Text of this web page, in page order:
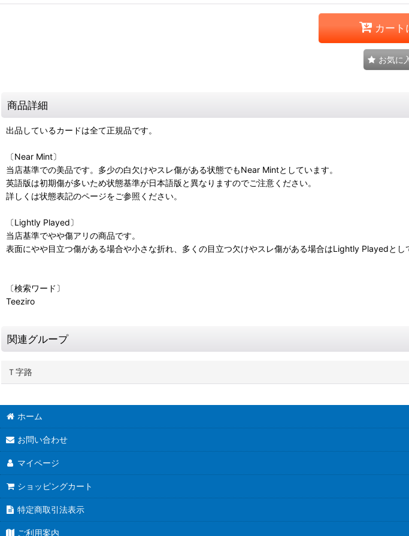
カート
お気に
商品詳細
出品しているカードは全て正規品です。
〔Near Mint〕
当店基準での美品です。多少の白欠けやスレ傷がある状態でもNear Mintとしています。
英語版は初期傷が多いため状態基準が日本語版と異なりますのでご注意ください。
詳しくは状態表記のページをご参照ください。
〔Lightly Played〕
当店基準でやや傷アリの商品です。
表面にやや目立つ傷がある場合や小さな折れ、多くの目立つ欠けやスレ傷がある場合はLightly Playedとし
〔検索ワード〕
Teeziro
関連グループ
Ｔ字路
ホーム
お問い合わせ
マイページ
ショッピングカート
特定商取引法表示
ご利用案内